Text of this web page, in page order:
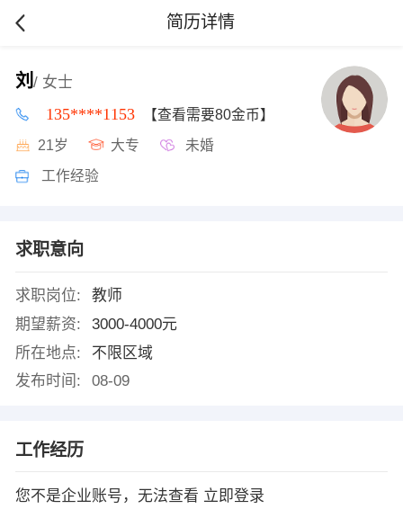
简历详情
刘 / 女士
135****1153 【查看需要80金币】
21岁 大专 未婚
工作经验
求职意向
求职岗位:
教师
期望薪资:
3000-4000元
所在地点:
不限区域
发布时间:
08-09
工作经历
您不是企业账号，无法查看 立即登录